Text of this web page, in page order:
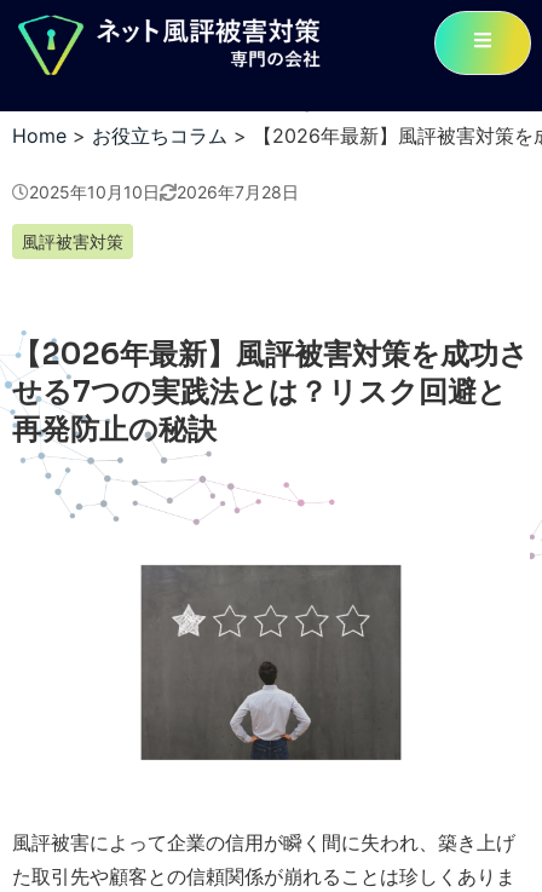
Home > お役立ちコラム > 【2026年最新】風評被害対策
2025年10月10日 2026年7月28日
風評被害対策
【2026年最新】風評被害対策を成功さ
せる7つの実践法とは？リスク回避と
再発防止の秘訣
風評被害によって企業の信用が瞬く間に失われ、築き上げ
た取引先や顧客との信頼関係が崩れることは珍しくありま